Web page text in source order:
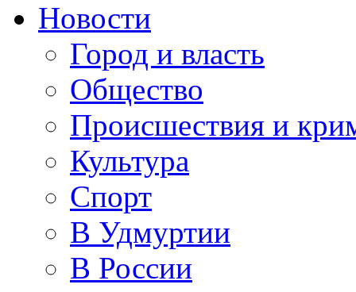
Новости
Город и власть
Общество
Происшествия и
Культура
Спорт
В Удмуртии
В России